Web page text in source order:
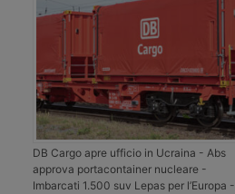
DB Cargo apre ufficio in Ucraina - Abs
approva portacontainer nucleare -
Imbarcati 1.500 suv Lepas per l’Europa -